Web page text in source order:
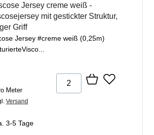
Jersey creme weiß -
mit gestickter Struktur,
Griff
Jersey #creme weiß (0,25m)
Meter
Versand
3-5 Tage